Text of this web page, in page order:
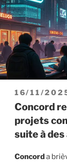
PUBLIÉ
LE
16/11/
Concord
projets
suite à
Concord a